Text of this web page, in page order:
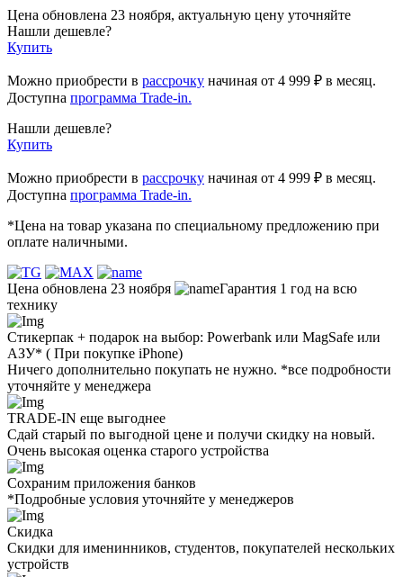
Цена обновлена 23 ноября, актуальную цену уточняйте
Нашли дешевле?
Купить
Можно приобрести в рассрочку начиная от 4 999 ₽ в месяц.
Доступна программа Trade-in.
Нашли дешевле?
Купить
Можно приобрести в рассрочку начиная от 4 999 ₽ в месяц.
Доступна программа Trade-in.
*Цена на товар указана по специальному предложению при
оплате наличными.
Цена обновлена 23 ноября
Гарантия 1 год на всю
технику
Стикерпак + подарок на выбор: Powerbank или MagSafe или
AЗУ* ( При покупке iPhone)
Ничего дополнительно покупать не нужно. *все подробности
уточняйте у менеджера
TRADE-IN еще выгоднее
Сдай старый по выгодной цене и получи скидку на новый.
Очень высокая оценка старого устройства
Сохраним приложения банков
*Подробные условия уточняйте у менеджеров
Скидка
Скидки для именинников, студентов, покупателей нескольких
устройств